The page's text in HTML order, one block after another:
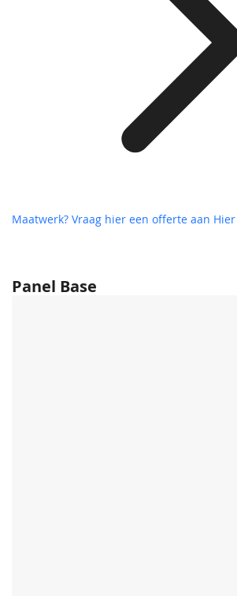
Panel Base
Maatwerk? Vraag hier een offerte aan